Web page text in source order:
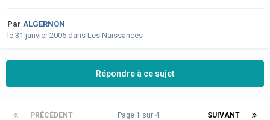
Par ALGERNON
le 31 janvier 2005 dans Les Naissances
Répondre à ce sujet
PRÉCÉDENT SUIVANT
Page 1 sur 4